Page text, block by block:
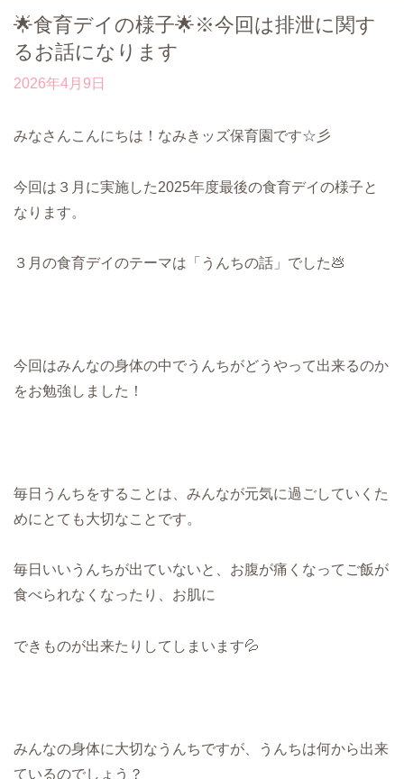
🌟食育デイの様子🌟※今回は排泄に関す
るお話になります
2026年4月9日
みなさんこんにちは！なみきッズ保育園です☆彡
今回は３月に実施した2025年度最後の食育デイの様子と
なります。
３月の食育デイのテーマは「うんちの話」でした💩
今回はみんなの身体の中でうんちがどうやって出来るのか
をお勉強しました！
毎日うんちをすることは、みんなが元気に過ごしていくた
めにとても大切なことです。
毎日いいうんちが出ていないと、お腹が痛くなってご飯が
食べられなくなったり、お肌に
できものが出来たりしてしまいます💦
みんなの身体に大切なうんちですが、うんちは何から出来
ているのでしょう？